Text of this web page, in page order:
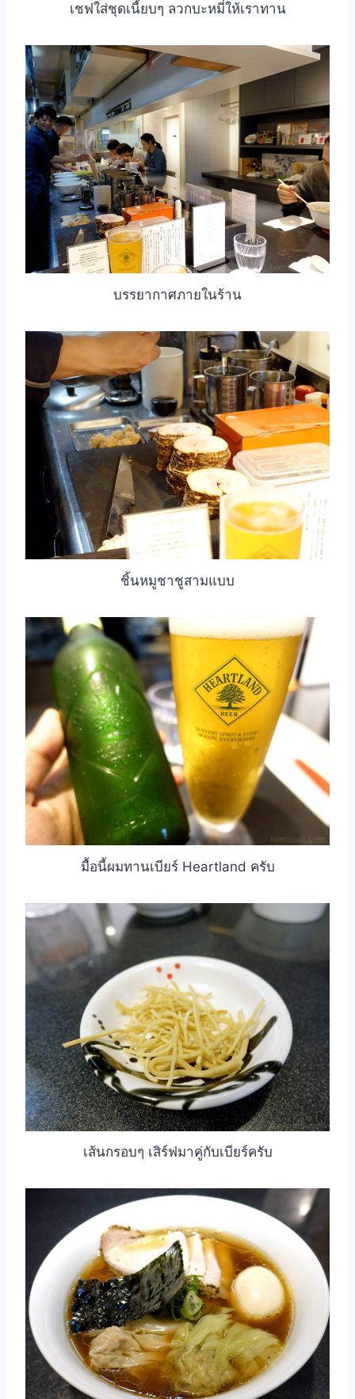
เชฟใส่ชุดเนี้ยบๆ ลวกบะหมี่ให้เราทาน
บรรยากาศภายในร้าน
ชิ้นหมูชาชูสามแบบ
มื้อนี้ผมทานเบียร์ Heartland ครับ
เส้นกรอบๆ เสิร์ฟมาคู่กับเบียร์ครับ